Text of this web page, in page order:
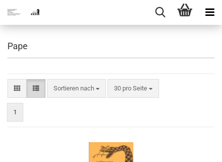
Pape
Sortieren nach
Sortieren nach 30 pro Seite
pro Seite
1